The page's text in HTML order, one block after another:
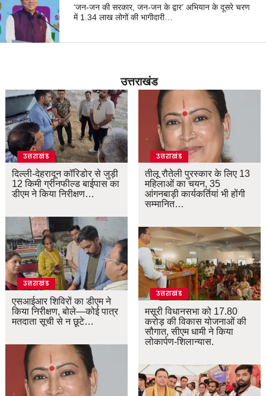
‘जन-जन की सरकार, जन-जन के द्वार’ अभियान के दूसरे चरण
में 1.34 लाख लोगों की भागीदारी…
उत्तराखंड
उत्तराखंड
दिल्ली-देहरादून कॉरिडोर से जुड़ी
12 किमी ग्रीनफील्ड बाईपास का
डीएम ने किया निरीक्षण…
उत्तराखंड
एसआईआर शिविरों का डीएम ने
किया निरीक्षण, बोले—कोई पात्र
मतदाता सूची से न छूटे…
उत्तराखंड
तीलू रौतेली पुरस्कार के लिए 13
महिलाओं का चयन, 35
आंगनबाड़ी कार्यकर्तियां भी होंगी
सम्मानित…
उत्तराखंड
मसूरी विधानसभा को 17.80
करोड़ की विकास योजनाओं की
सौगात, सीएम धामी ने किया
लोकार्पण-शिलान्यास.